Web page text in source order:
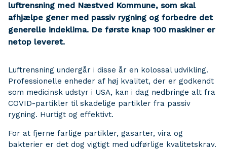
luftrensning med Næstved Kommune, som skal
afhjælpe gener med passiv rygning og forbedre det
generelle indeklima. De første knap 100 maskiner er
netop leveret.
Luftrensning undergår i disse år en kolossal udvikling.
Professionelle enheder af høj kvalitet, der er godkendt
som medicinsk udstyr i USA, kan i dag nedbringe alt fra
COVID-partikler til skadelige partikler fra passiv
rygning. Hurtigt og effektivt.
For at fjerne farlige partikler, gasarter, vira og
bakterier er det dog vigtigt med udførlige kvalitetskrav.